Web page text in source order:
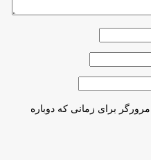
برای زمانی که دوباره